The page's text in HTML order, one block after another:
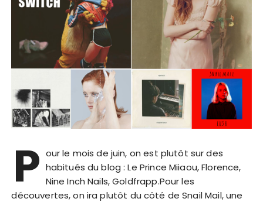
P our le mois de juin, on est plutôt sur des
habitués du blog : Le Prince Miiaou, Florence,
Nine Inch Nails, Goldfrapp.Pour les
découvertes, on ira plutôt du côté de Snail Mail, une